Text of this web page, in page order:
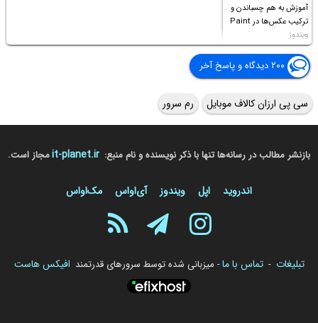
آموزش به هم چسباندن و
ترکیب عکس‌ها در Paint
ویندوز
۲۰۰ دیدگاه و پاسخ آخر
سی پی ارزان کالاف موبایل رم سرور
بازنشر مطالب در رسانه‌ها تنها با ذکر نویسنده و نام منبع: it-planet.irمجاز است.
اندروید اپل ویندوز آی‌او‌اس مک‌او‌اس
تبلیغات - تماس با ما- میزبانی شده توسط سرورهای قدرتمند افیکس هاست